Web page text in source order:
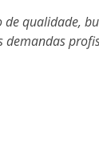
de qualidade,
demandas